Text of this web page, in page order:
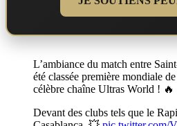
L’ambiance du match entre
été classée première mondiale
célèbre chaîne Ultras World ! 🔥
Devant des clubs tels que le